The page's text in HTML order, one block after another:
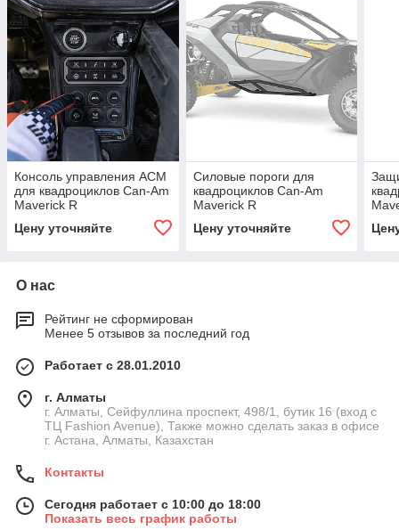
Консоль управления ACM
для квадроциклов Can-Am
Maverick R
Цену уточняйте
Силовые пороги для
квадроциклов Can-Am
Maverick R
Цену уточняйте
О нас
Рейтинг не сформирован
Менее 5 отзывов за последний год
Работает с 28.01.2010
г. Алматы
г. Алматы, Сейфуллина проспект, 498/1, бутик 16 (вход с
ТЦ Fashion Avenue), Также можно сделать заказ в офисе
г. Астана, Алматы, Казахстан
Контакты
Сегодня работает с 10:00 до 18:00
Показать весь график работы